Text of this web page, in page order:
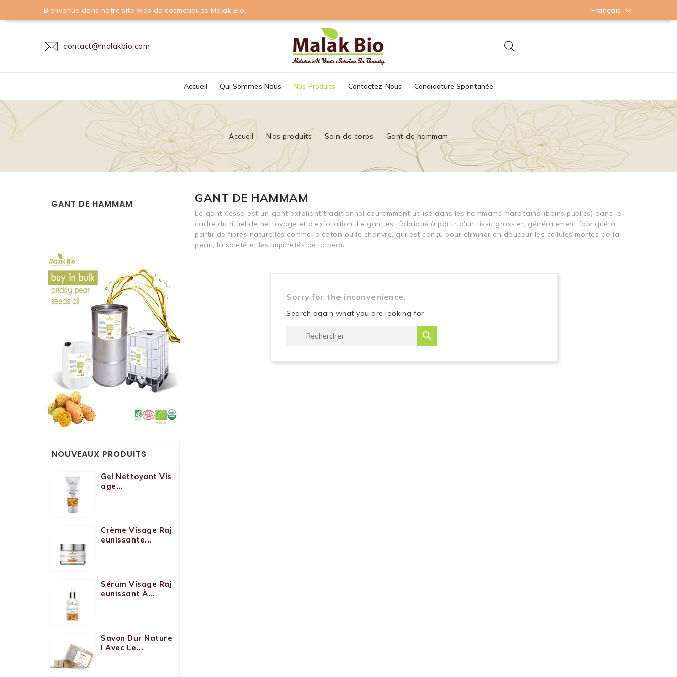
Bienvenue dans notre site web de cosmétiques Malak Bio. Français 
contact@malakbio.com
Accueil Qui Sommes Nous Nos Produits Contactez-Nous Candidature Spontanée
Accueil Nos produits Soin de corps Gant de hammam
GANT DE HAMMAM
NOUVEAUX PRODUITS
Gel Nettoyant Vis
Age...
Crème Visage Raj
Eunissante...
Sérum Visage Raj
Eunissant À...
Savon Dur Nature
L Avec Le...
GANT DE HAMMAM
Le gant Kessa est un gant exfoliant traditionnel couramment utilisé dans les hammams marocains (bains publics) dans le
cadre du rituel de nettoyage et d'exfoliation. Le gant est fabriqué à partir d'un tissu grossier, généralement fabriqué à
partir de fibres naturelles comme le coton ou le chanvre, qui est conçu pour éliminer en douceur les cellules mortes de la
peau, la saleté et les impuretés de la peau.
Sorry for the inconvenience.
Search again what you are looking for
